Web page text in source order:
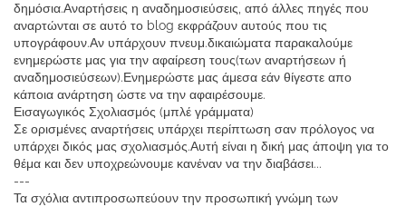
δημόσια.Αναρτήσεις η αναδημοσιεύσεις, από άλλες πηγές που
αναρτώνται σε αυτό το blog εκφράζουν αυτούς που τις
υπογράφουν.Αν υπάρχουν πνευμ.δικαιώματα παρακαλούμε
ενημερώστε μας για την αφαίρεση τους(των αναρτήσεων ή
αναδημοσιεύσεων).Ενημερώστε μας άμεσα εάν θίγεστε απο
κάποια ανάρτηση ώστε να την αφαιρέσουμε.
Εισαγωγικός Σχολιασμός (μπλέ γράμματα)
Σε ορισμένες αναρτήσεις υπάρχει περίπτωση σαν πρόλογος να
υπάρχει δικός μας σχολιασμός.Αυτή είναι η δική μας άποψη για το
θέμα και δεν υποχρεώνουμε κανέναν να την διαβάσει...
---
Τα σχόλια αντιπροσωπεύουν την προσωπική γνώμη των